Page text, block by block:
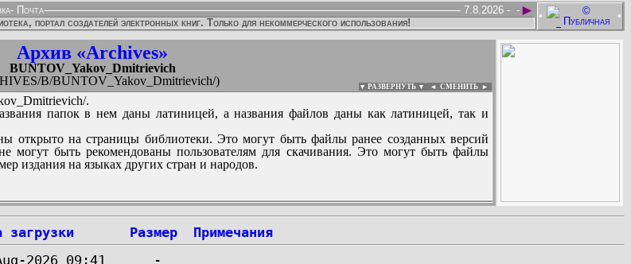
• •
►
- Почта -
7.8.2026 -
портал создателей электронных книг. Только для некоммерческого использования!
Архив «Archives»
BUNTOV_Yakov_Dmitrievich
B/BUNTOV_Yakov_Dmitrievich/)
▼ РАЗВЕРНУТЬ ▼ ◄ СМЕНИТЬ ►
.
папок в нем даны латиницей, а названия файлов даны как латиницей, так и
на страницы библиотеки. Это могут быть файлы ранее созданных версий
могут быть рекомендованы пользователям для скачивания. Это могут быть файлы
издания на языках других стран и народов.
:
загрузки Размер
Примечания